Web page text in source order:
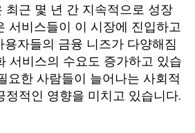
최근 몇 년 간 지속적으로 성장
서비스들이 이 시장에 진입하고
용자들의 금융 니즈가 다양해짐
서비스의 수요도 증가하고 있습
요한 사람들이 늘어나는 사회적
정적인 영향을 미치고 있습니다.